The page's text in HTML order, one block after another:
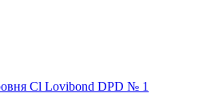
Cl Lovibond DPD № 1